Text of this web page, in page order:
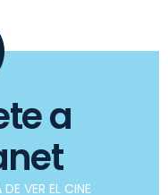
a
VER EL CINE